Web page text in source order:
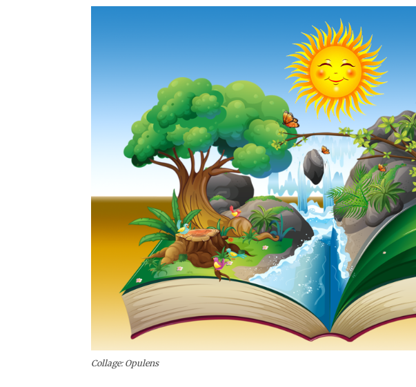
Collage: Opulens